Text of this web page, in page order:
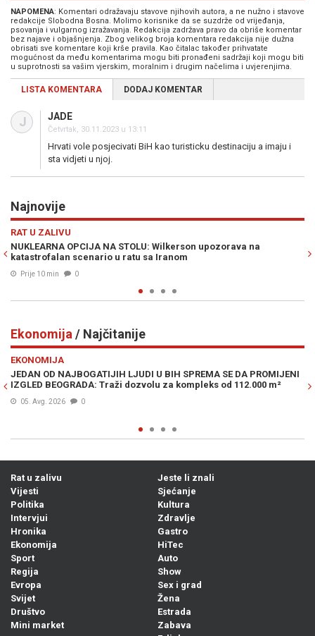
NAPOMENA: Komentari odražavaju stavove njihovih autora, a ne nužno i stavove
redakcije Slobodna Bosna. Molimo korisnike da se suzdrže od vrijeđanja,
psovanja i vulgarnog izražavanja. Redakcija zadržava pravo da obriše komentar
bez najave i objašnjenja. Zbog velikog broja komentara redakcija nije dužna
obrisati sve komentare koji krše pravila. Kao čitalac također prihvatate
mogućnost da među komentarima mogu biti pronađeni sadržaji koji mogu biti
u suprotnosti sa vašim vjerskim, moralnim i drugim načelima i uvjerenjima.
LISTA KOMENTARA DODAJ KOMENTAR
J JADE
Četvrtak, 30.11.2023 u 13:11
Hrvati vole posjecivati BiH kao turisticku destinaciju a imaju i
sta vidjeti u njoj.
Najnovije
upozorava na
HARIS TABAKOVIĆ JUNAK SALZBURGA:
postigao prvijenac za pobjedu protiv Pafosa
Ekonomija / Najčitanije
SE DA PROMIJENI
od 112.000 m²
DRAMATIČNO UPOZORENJE POZNATOG
je krizu 2008., a sad kaže da je moguć krah
Rat u zalivu
Vijesti
Politika
Intervjui
Hronika
Ekonomija
Sport
Regija
Evropa
Svijet
Društvo
Mini market
Jeste li znali
Sjećanje
Kultura
Zdravlje
Gastro
HiTec
Auto
Show
Sex i grad
Žena
Estrada
Zabava